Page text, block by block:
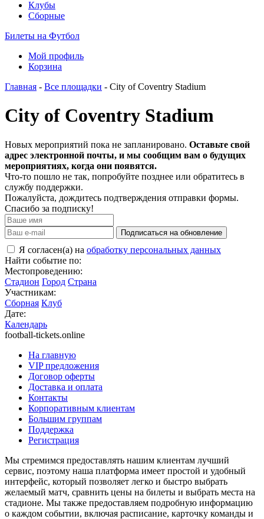
Клубы
Сборные
Билеты на Футбол
Мой профиль
Корзина
Главная - Все площадки - City of Coventry Stadium
City of Coventry Stadium
Новых мероприятий пока не запланировано. Оставьте свой
адрес электронной почты, и мы сообщим вам о будущих
мероприятиях, когда они появятся.
Что-то пошло не так, попробуйте позднее или обратитесь в
службу поддержки.
Пожалуйста, дождитесь подтверждения отправки формы.
Спасибо за подписку!
Подписаться на обновление
Я согласен(а) на обработку персональных данных
Найти событие по:
Местопроведению:
Стадион Город Страна
Участникам:
Сборная Клуб
Дате:
Календарь
football-tickets.online
На главную
VIP предложения
Договор оферты
Доставка и оплата
Контакты
Корпоративным клиентам
Большим группам
Поддержка
Регистрация
Мы стремимся предоставлять нашим клиентам лучший
сервис, поэтому наша платформа имеет простой и удобный
интерфейс, который позволяет легко и быстро выбрать
желаемый матч, сравнить цены на билеты и выбрать места на
стадионе. Мы также предоставляем подробную информацию
о каждом событии, включая расписание, карточку команды и